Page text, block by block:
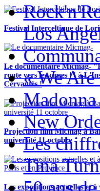
Festival Interceltique de
Le documentaire Micmag-
route vers les cimes !" à
Cervantès !
Projection film Micmag à
université 11 octobre
Les expositions actuelles et
Los
« We
New
Les
Tina